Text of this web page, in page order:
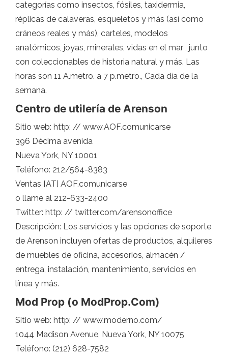
categorías como insectos, fósiles, taxidermia,
réplicas de calaveras, esqueletos y más (así como
cráneos reales y más), carteles, modelos
anatómicos, joyas, minerales, vidas en el mar , junto
con coleccionables de historia natural y más. Las
horas son 11 A.metro. a 7 p.metro., Cada día de la
semana.
Centro de utilería de Arenson
Sitio web: http: // www.AOF.comunicarse
396 Décima avenida
Nueva York, NY 10001
Teléfono: 212/564-8383
Ventas [AT] AOF.comunicarse
o llame al 212-633-2400
Twitter: http: // twitter.com/arensonoffice
Descripción: Los servicios y las opciones de soporte
de Arenson incluyen ofertas de productos, alquileres
de muebles de oficina, accesorios, almacén /
entrega, instalación, mantenimiento, servicios en
línea y más.
Mod Prop (o ModProp.Com)
Sitio web: http: // www.moderno.com/
1044 Madison Avenue, Nueva York, NY 10075
Teléfono: (212) 628-7582